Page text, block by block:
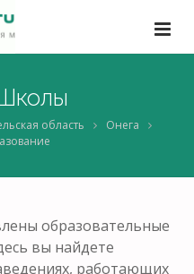
область
Онега
образовательные
вы найдете
работающих